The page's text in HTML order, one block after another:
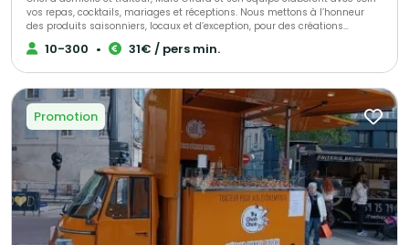
vos repas, cocktails, mariages et réceptions. Nous mettons à l’honneur
des produits saisonniers, locaux et d’exception, pour des créations
gourmandes et raffinées qui raviront vos convives. Engagés pour une
cuisine responsable, nous soutenons la consommation durable des
l’environnement.
10-300 • 31€ / pers min.
Promotion